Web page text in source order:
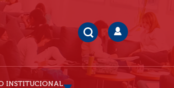
INSTITUCIONAL